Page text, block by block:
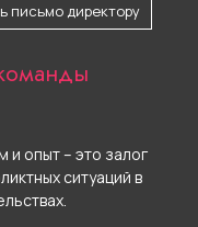
письмо директору
опыт – это залог
ситуаций в